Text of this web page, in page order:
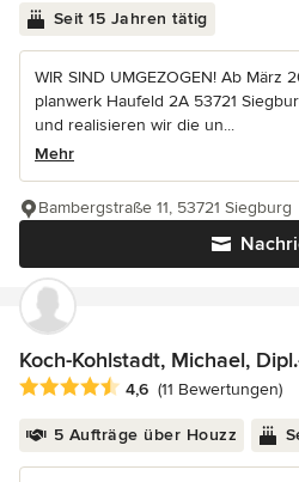
Seit 15 Jahren tätig
WIR SIND UMGEZOGEN! Ab März
planwerk Haufeld 2A 53721
und realisieren wir die un...
Mehr
Bambergstraße 11, 53721 Siegburg
Koch-Kohlstadt, Michael,
Durchschnittliche Bewertung: 4.6
4,6 (11 Bewertungen)
5 Aufträge über Houzz